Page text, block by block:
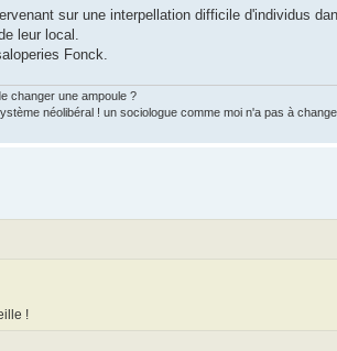
sur une interpellation difficile d'individus
leur local.
Fonck.
changer une ampoule ?
néolibéral ! un sociologue comme moi n'a pas à
!